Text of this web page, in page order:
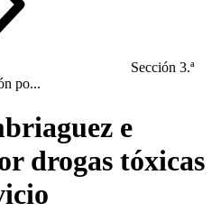
Sección 3.ª
po...
e
drogas tóxicas